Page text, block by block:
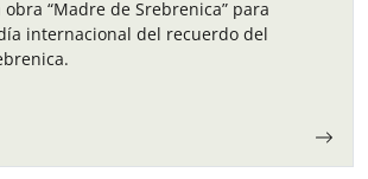
“Madre de Srebrenica” para
internacional del recuerdo del